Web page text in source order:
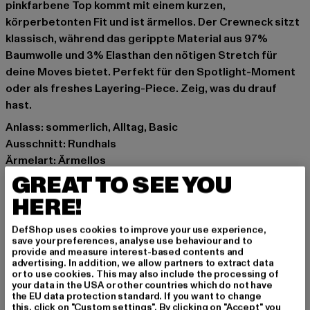
pinkfarbene Top kommt mit einem kurzen,
körperbetonten Fit und ist ärmellos. Der Crewneck sitzt
klassisch, während das gerippte Material aus 97%
Baumwolle und 3% Elasthan den nötigen Stretch für
deine Moves bietet. Perfekt für den Spotlight-Moment
oder als freshes Layering-Piece. Zeig, was du drauf
hast.
Anlass: sommerlich, Alltag, Basic
Ausschnitt: Rundhals
Ärmelart: Ärmellos
Muster: Unifarben
Stoff: Feinripp
Schnitt: Kurz
Marke: Urban Classics
Kat.: Tank Tops
Farbe: rosa
Hersteller Farbe: lemonadepink
Materialzusammensetzung: 97% Baumwolle, 3%
GREAT TO SEE YOU
HERE!
DefShop uses cookies to improve your use experience,
save your preferences, analyse use behaviour and to
provide and measure interest-based contents and
advertising. In addition, we allow partners to extract data
or to use cookies. This may also include the processing of
your data in the USA or other countries which do not have
the EU data protection standard. If you want to change
this, click on "Custom settings". By clicking on "Accept" you